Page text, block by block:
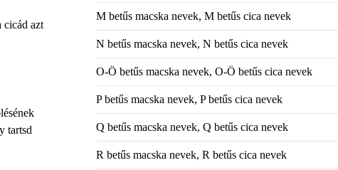
cicád azt
tartsd
M betűs macska nevek, M betűs cica nevek
N betűs macska nevek, N betűs cica nevek
O-Ö betűs macska nevek, O-Ö betűs cica nevek
P betűs macska nevek, P betűs cica nevek
Q betűs macska nevek, Q betűs cica nevek
R betűs macska nevek, R betűs cica nevek